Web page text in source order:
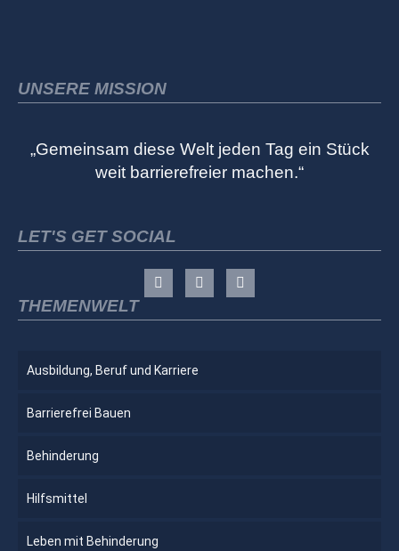
UNSERE MISSION
„Gemeinsam diese Welt jeden Tag ein Stück
weit barrierefreier machen.“
LET'S GET SOCIAL
THEMENWELT
Ausbildung, Beruf und Karriere
Barrierefrei Bauen
Behinderung
Hilfsmittel
Leben mit Behinderung